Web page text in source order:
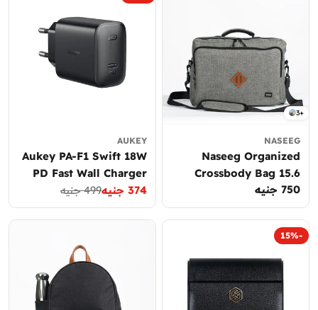
3+
NASEEG
Naseeg Organized
Crossbody Bag 15.6
Inch
السعر
العادي
750 جنيه
AUKEY
Aukey PA-F1 Swift 18W
PD Fast Wall Charger
with USB-C Cable
سعر
التخفيض
374 جنيه
السعر
العادي
499 جنيه
-15%